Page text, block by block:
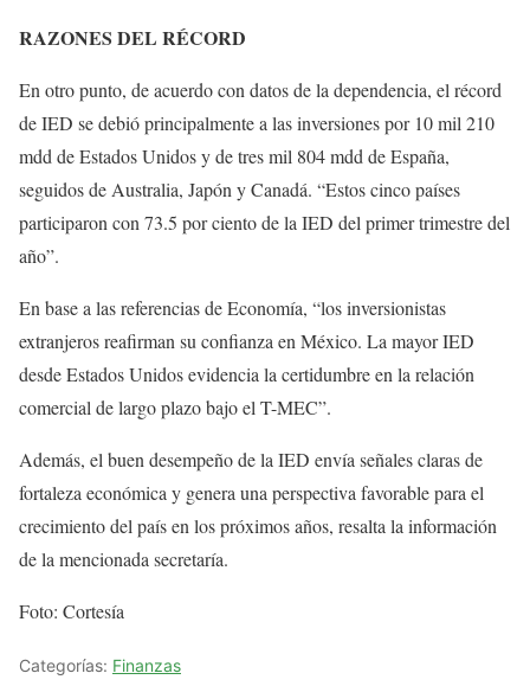
RAZONES DEL RÉCORD
En otro punto, de acuerdo con datos de la dependencia, el récord
de IED se debió principalmente a las inversiones por 10 mil 210
mdd de Estados Unidos y de tres mil 804 mdd de España,
seguidos de Australia, Japón y Canadá. “Estos cinco países
participaron con 73.5 por ciento de la IED del primer trimestre del
año”.
En base a las referencias de Economía, “los inversionistas
extranjeros reafirman su confianza en México. La mayor IED
desde Estados Unidos evidencia la certidumbre en la relación
comercial de largo plazo bajo el T-MEC”.
Además, el buen desempeño de la IED envía señales claras de
fortaleza económica y genera una perspectiva favorable para el
crecimiento del país en los próximos años, resalta la información
de la mencionada secretaría.
Foto: Cortesía
Categorías: Finanzas